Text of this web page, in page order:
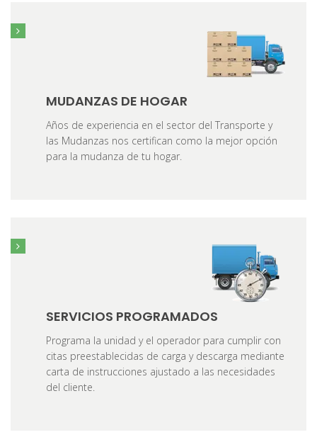
MUDANZAS DE HOGAR
Años de experiencia en el sector del Transporte y
las Mudanzas nos certifican como la mejor opción
para la mudanza de tu hogar.
SERVICIOS PROGRAMADOS
Programa la unidad y el operador para cumplir con
citas preestablecidas de carga y descarga mediante
carta de instrucciones ajustado a las necesidades
del cliente.